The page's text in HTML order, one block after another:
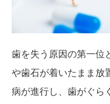
歯を失う原因の第一位
や歯石が着いたまま放
病が進行し、歯がぐら